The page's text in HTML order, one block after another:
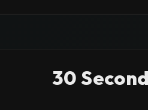
30